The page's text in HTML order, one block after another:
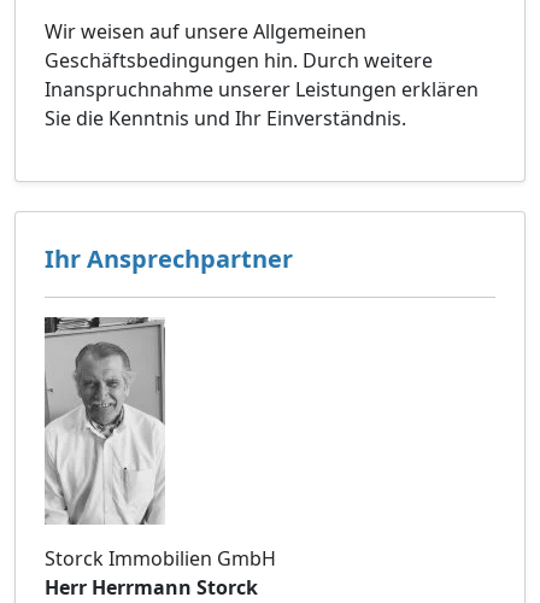
Wir weisen auf unsere Allgemeinen
Geschäftsbedingungen hin. Durch weitere
Inanspruchnahme unserer Leistungen erklären
Sie die Kenntnis und Ihr Einverständnis.
Ihr Ansprechpartner
Storck Immobilien GmbH
Herr Herrmann Storck